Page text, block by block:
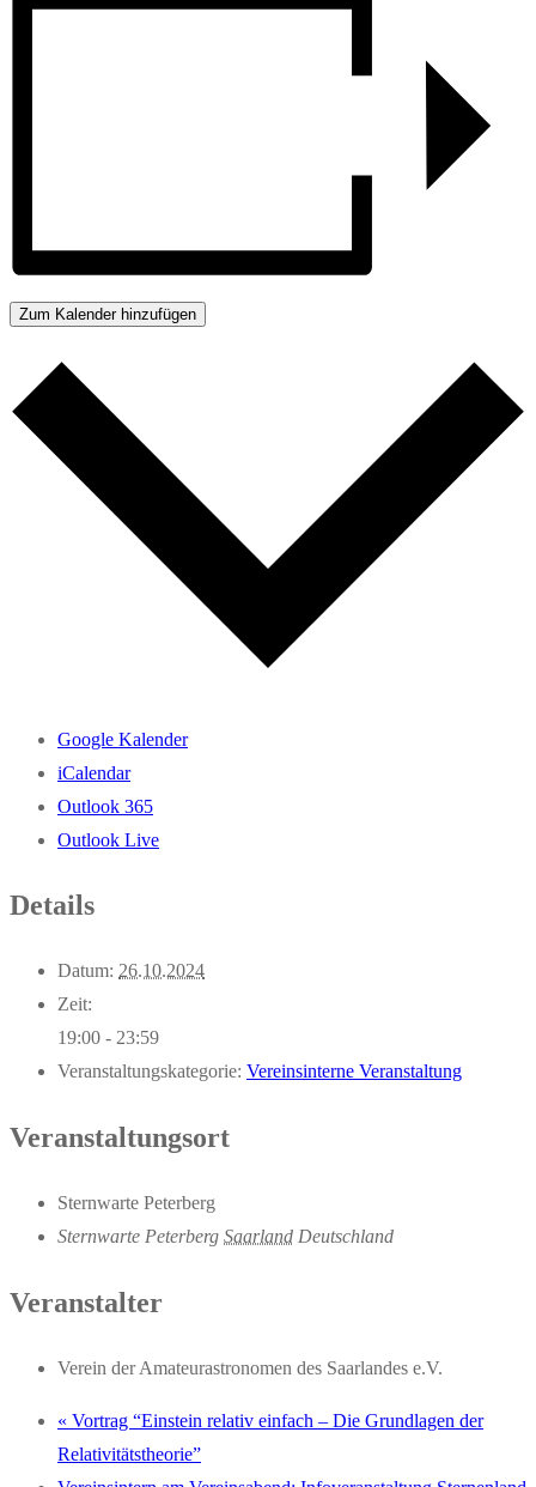
Zum Kalender hinzufügen
Google Kalender
iCalendar
Outlook 365
Outlook Live
Details
Datum: 26.10.2024
Zeit:
19:00 - 23:59
Veranstaltungskategorie: Vereinsinterne Veranstaltung
Veranstaltungsort
Sternwarte Peterberg
Sternwarte Peterberg Saarland Deutschland
Veranstalter
Verein der Amateurastronomen des Saarlandes e.V.
« Vortrag “Einstein relativ einfach – Die Grundlagen der
Relativitätstheorie”